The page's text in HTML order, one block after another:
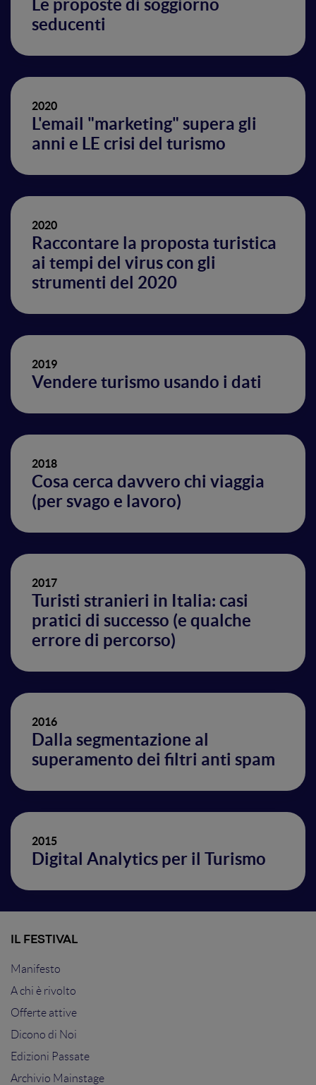
Le proposte di soggiorno
seducenti
2020
L'email "marketing" supera gli
anni e LE crisi del turismo
2020
Raccontare la proposta turistica
ai tempi del virus con gli
strumenti del 2020
2019
Vendere turismo usando i dati
2018
Cosa cerca davvero chi viaggia
(per svago e lavoro)
2017
Turisti stranieri in Italia: casi
pratici di successo (e qualche
errore di percorso)
2016
Dalla segmentazione al
superamento dei filtri anti spam
2015
Digital Analytics per il Turismo
IL FESTIVAL
Manifesto
A chi è rivolto
Offerte attive
Dicono di Noi
Edizioni Passate
Archivio Mainstage